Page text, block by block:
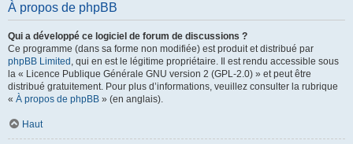
À propos de phpBB
Qui a développé ce logiciel de forum de discussions ?
Ce programme (dans sa forme non modifiée) est produit et distribué par
phpBB Limited , qui en est le légitime propriétaire. Il est rendu accessible sous
la « Licence Publique Générale GNU version 2 (GPL-2.0) » et peut être
distribué gratuitement. Pour plus d’informations, veuillez consulter la rubrique
« À propos de phpBB » (en anglais).
Haut